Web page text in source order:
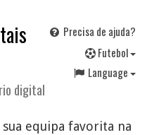
digital
Precisa de ajuda?
Futebol
Language
equipa favorita na